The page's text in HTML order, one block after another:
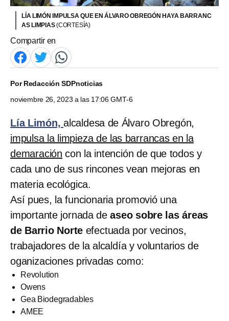
LÍA LIMÓN IMPULSA QUE EN ÁLVARO OBREGÓN HAYA BARRANC
AS LIMPIAS(CORTESÍA)
Compartir en
PorRedacción SDPnoticias
noviembre 26, 2023 a las 17:06 GMT-6
Lía Limón, alcaldesa de Álvaro Obregón,
impulsa la limpieza de las barrancas en la
demaración con la intención de que todos y
cada uno de sus rincones vean mejoras en
materia ecológica.
Así pues, la funcionaria promovió una
importante jornada deaseo sobre las áreas
de Barrio Norte efectuada por vecinos,
trabajadores de la alcaldía y voluntarios de
oganizaciones privadas como:
Revolution
Owens
Gea Biodegradables
AMEE